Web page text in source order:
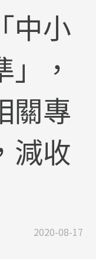
中小
，
關專
減收
2020-08-17